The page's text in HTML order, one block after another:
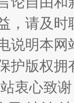
，请及
说明本
护版权
衷心致